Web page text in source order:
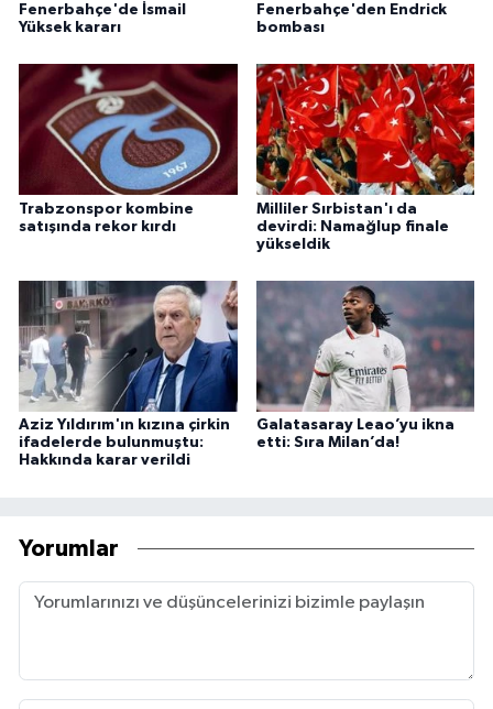
Fenerbahçe'de İsmail
Yüksek kararı
Fenerbahçe'den Endrick
bombası
Trabzonspor kombine
satışında rekor kırdı
Milliler Sırbistan'ı da
devirdi: Namağlup finale
yükseldik
Aziz Yıldırım'ın kızına çirkin
ifadelerde bulunmuştu:
Hakkında karar verildi
Galatasaray Leao’yu ikna
etti: Sıra Milan’da!
Yorumlar